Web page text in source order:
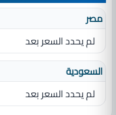
مصر
لم يحدد السعر بعد
السعودية
لم يحدد السعر بعد